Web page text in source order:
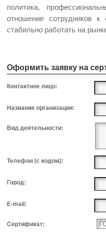
политика,
отношение сотрудников к
стабильно работать на
Оформить заявку на
Контактное лицо:
Название организации:
Вид деятельности:
Телефон (с кодом):
Город:
E-mail:
Сертификат: